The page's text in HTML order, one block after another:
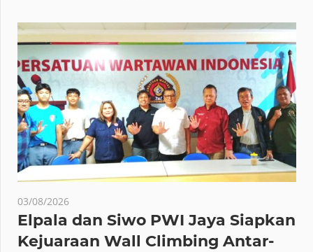
03/08/2026
Elpala dan Siwo PWI Jaya Siapkan
Kejuaraan Wall Climbing Antar-